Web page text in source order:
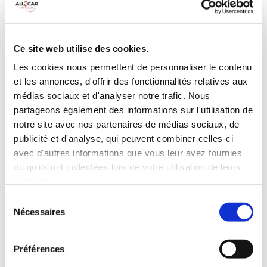
Ce site web utilise des cookies.
Les cookies nous permettent de personnaliser le contenu
et les annonces, d'offrir des fonctionnalités relatives aux
médias sociaux et d'analyser notre trafic. Nous
partageons également des informations sur l'utilisation de
notre site avec nos partenaires de médias sociaux, de
publicité et d'analyse, qui peuvent combiner celles-ci
avec d'autres informations que vous leur avez fournies
ou qu'ils ont collectées lors de votre utilisation de leurs
Nécessaires
Préférences
Galerie de toit Habillage Bois
Camera de recul
Cloison de
INCLUS À LA LOCATION
Killométrage illimité
Assurance tous risques (hors franchise)
Carburant : plein à rendre plein
CONDITIONS DE LOCATION
Age minimum :20 ans